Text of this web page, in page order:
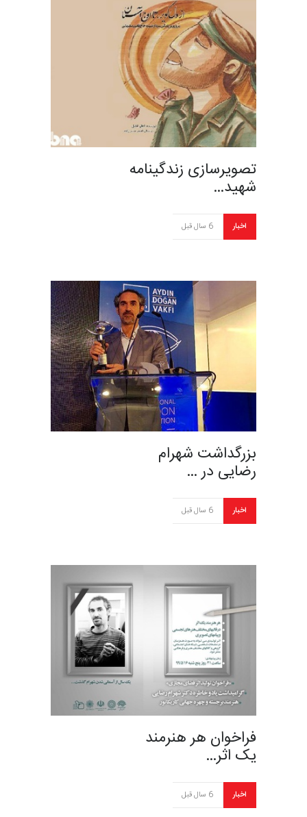
تصویرسازی زندگینامه
شهید…
اخبار 6 سال قبل
بزرگداشت شهرام
رضایی در …
اخبار 6 سال قبل
فراخوان هر هنرمند
یک اثر…
اخبار 6 سال قبل